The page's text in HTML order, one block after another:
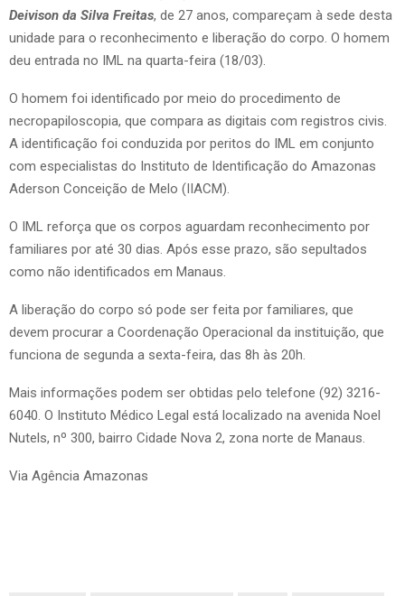
Deivison da Silva Freitas, de 27 anos, compareçam à sede desta
unidade para o reconhecimento e liberação do corpo. O homem
deu entrada no IML na quarta-feira (18/03).
O homem foi identificado por meio do procedimento de
necropapiloscopia, que compara as digitais com registros civis.
A identificação foi conduzida por peritos do IML em conjunto
com especialistas do Instituto de Identificação do Amazonas
Aderson Conceição de Melo (IIACM).
O IML reforça que os corpos aguardam reconhecimento por
familiares por até 30 dias. Após esse prazo, são sepultados
como não identificados em Manaus.
A liberação do corpo só pode ser feita por familiares, que
devem procurar a Coordenação Operacional da instituição, que
funciona de segunda a sexta-feira, das 8h às 20h.
Mais informações podem ser obtidas pelo telefone (92) 3216-
6040. O Instituto Médico Legal está localizado na avenida Noel
Nutels, nº 300, bairro Cidade Nova 2, zona norte de Manaus.
Via Agência Amazonas